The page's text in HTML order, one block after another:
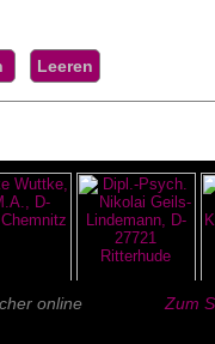
online Zum